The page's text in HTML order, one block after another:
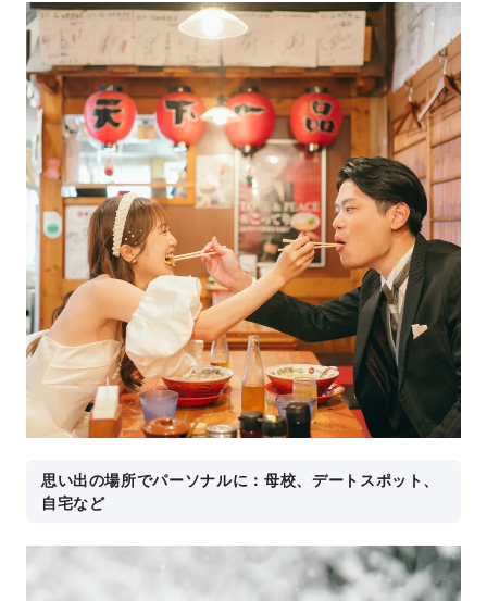
思い出の場所でパーソナルに：母校、デートスポット、
自宅など